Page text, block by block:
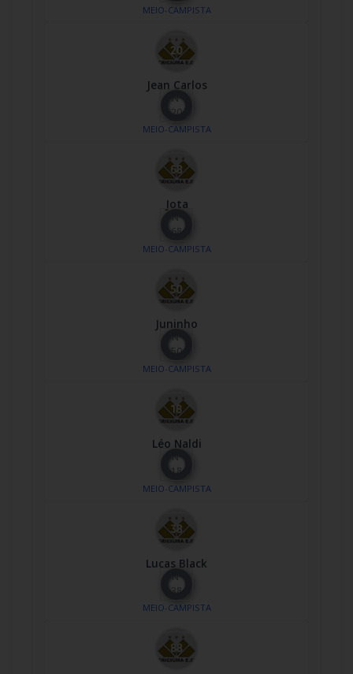
MEIO-CAMPISTA
Jean Carlos
Nº
20
MEIO-CAMPISTA
Jota
Nº
68
MEIO-CAMPISTA
Juninho
Nº
50
MEIO-CAMPISTA
Léo Naldi
Nº
18
MEIO-CAMPISTA
Lucas Black
Nº
38
MEIO-CAMPISTA